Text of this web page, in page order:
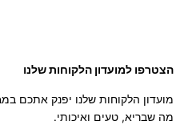
הצטרפו למועדון הלקוחות שלנו
מועדון הלקוחות שלנו יפנק אתכם
מה שבריא, טעים ואיכותי.